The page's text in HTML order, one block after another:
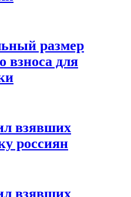
размер
взноса для
взявших
россиян
взявших